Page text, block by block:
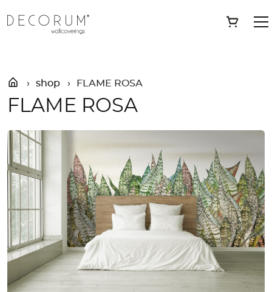
shop FLAME ROSA
Save
FLAME ROSA